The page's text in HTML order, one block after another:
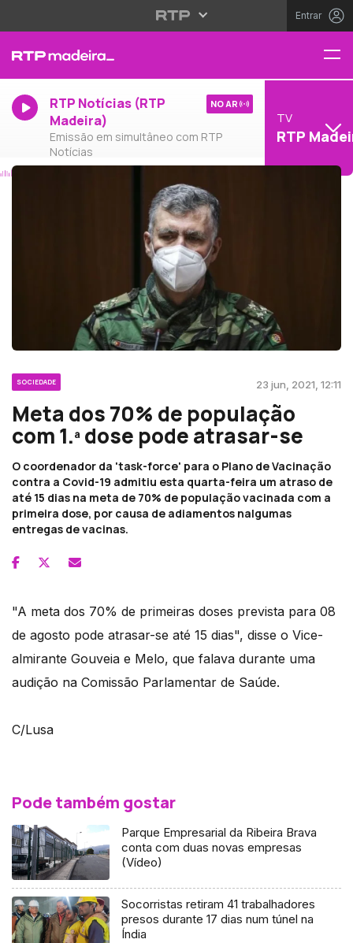
Entrar
RTP Notícias (RTP
Madeira)
Emissão em simultâneo com RTP
Notícias
NO AR
TV
RTP
SOCIEDADE 23 jun, 2021, 12:11
Meta dos 70% de população
com 1.ª dose pode atrasar-se
O coordenador da 'task-force' para o Plano de Vacinação
contra a Covid-19 admitiu esta quarta-feira um atraso de
até 15 dias na meta de 70% de população vacinada com a
primeira dose, por causa de adiamentos nalgumas
entregas de vacinas.
"A meta dos 70% de primeiras doses prevista para 08
de agosto pode atrasar-se até 15 dias", disse o Vice-
almirante Gouveia e Melo, que falava durante uma
audição na Comissão Parlamentar de Saúde.
C/Lusa
Pode também gostar
Parque Empresarial da Ribeira Brava
conta com duas novas empresas
(Vídeo)
Socorristas retiram 41 trabalhadores
presos durante 17 dias num túnel na
Índia